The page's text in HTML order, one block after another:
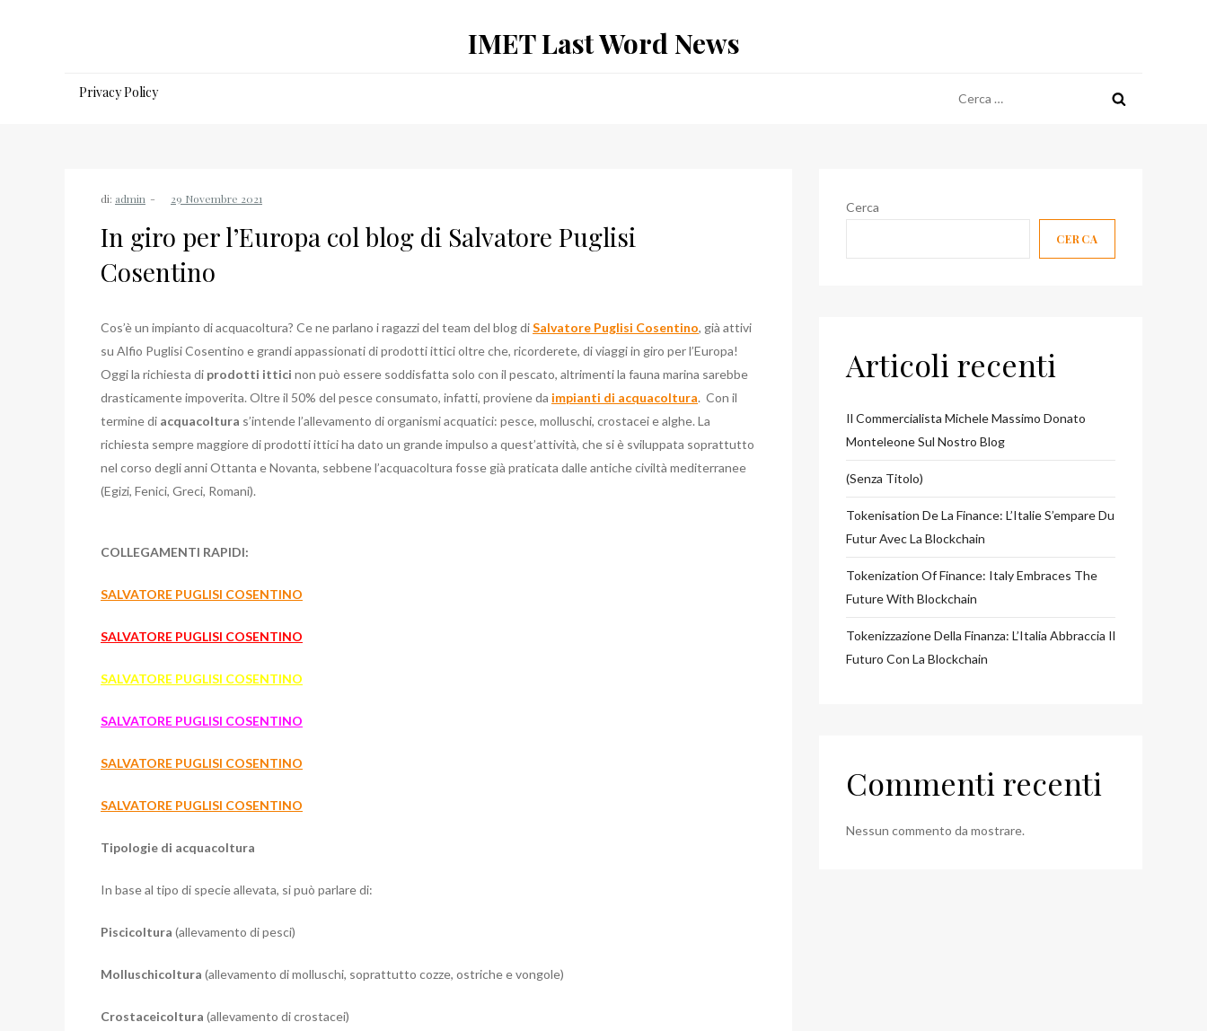
IMET Last Word News
Privacy Policy
per:
di: admin
In giro per l’Europa col blog di Salvatore Puglisi
Cosentino
Cos’è un impianto di acquacoltura? Ce ne parlano i ragazzi del team del blog diSalvatore Puglisi Cosentino, già attivi
su Alfio Puglisi Cosentino e grandi appassionati di prodotti ittici oltre che, ricorderete, di viaggi in giro per l’Europa!
Oggi la richiesta di prodotti ittici non può essere soddisfatta solo con il pescato, altrimenti la fauna marina sarebbe
drasticamente impoverita. Oltre il 50% del pesce consumato, infatti, proviene da impianti di acquacoltura. Con il
termine di acquacoltura s’intende l’allevamento di organismi acquatici: pesce, molluschi, crostacei e alghe. La
richiesta sempre maggiore di prodotti ittici ha dato un grande impulso a quest’attività, che si è sviluppata soprattutto
nel corso degli anni Ottanta e Novanta, sebbene l’acquacoltura fosse già praticata dalle antiche civiltà mediterranee
(Egizi, Fenici, Greci, Romani).
COLLEGAMENTI RAPIDI:
SALVATORE PUGLISI COSENTINO
SALVATORE PUGLISI COSENTINO
SALVATORE PUGLISI COSENTINO
SALVATORE PUGLISI COSENTINO
SALVATORE PUGLISI COSENTINO
SALVATORE PUGLISI COSENTINO
Tipologie di acquacoltura
In base al tipo di specie allevata, si può parlare di:
Piscicoltura (allevamento di pesci)
Molluschicoltura (allevamento di molluschi, soprattutto cozze, ostriche e vongole)
Crostaceicoltura (allevamento di crostacei)
Cerca
CERCA
Articoli recenti
Il Commercialista Michele Massimo Donato
Monteleone Sul Nostro Blog
(senza Titolo)
Tokenisation De La Finance: L’Italie S’empare Du
Futur Avec La Blockchain
Tokenization Of Finance: Italy Embraces The
Future With Blockchain
Tokenizzazione Della Finanza: L’Italia Abbraccia Il
Futuro Con La Blockchain
Commenti recenti
Nessun commento da mostrare.